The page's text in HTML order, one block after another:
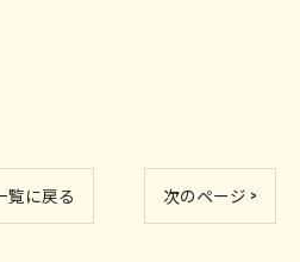
覧に戻る 次のページ >